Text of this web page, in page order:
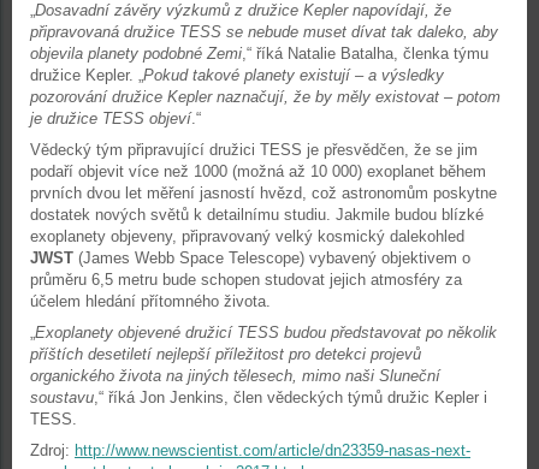
„Dosavadní závěry výzkumů z družice Kepler napovídají, že
připravovaná družice TESS se nebude muset dívat tak daleko, aby
objevila planety podobné Zemi,“ říká Natalie Batalha, členka týmu
družice Kepler. „Pokud takové planety existují – a výsledky
pozorování družice Kepler naznačují, že by měly existovat – potom
je družice TESS objeví.“
Vědecký tým připravující družici TESS je přesvědčen, že se jim
podaří objevit více než 1000 (možná až 10 000) exoplanet během
prvních dvou let měření jasností hvězd, což astronomům poskytne
dostatek nových světů k detailnímu studiu. Jakmile budou blízké
exoplanety objeveny, připravovaný velký kosmický dalekohled
JWST (James Webb Space Telescope) vybavený objektivem o
průměru 6,5 metru bude schopen studovat jejich atmosféry za
účelem hledání přítomného života.
„Exoplanety objevené družicí TESS budou představovat po několik
příštích desetiletí nejlepší příležitost pro detekci projevů
organického života na jiných tělesech, mimo naši Sluneční
soustavu,“ říká Jon Jenkins, člen vědeckých týmů družic Kepler i
TESS.
Zdroj: http://www.newscientist.com/article/dn23359-nasas-next-